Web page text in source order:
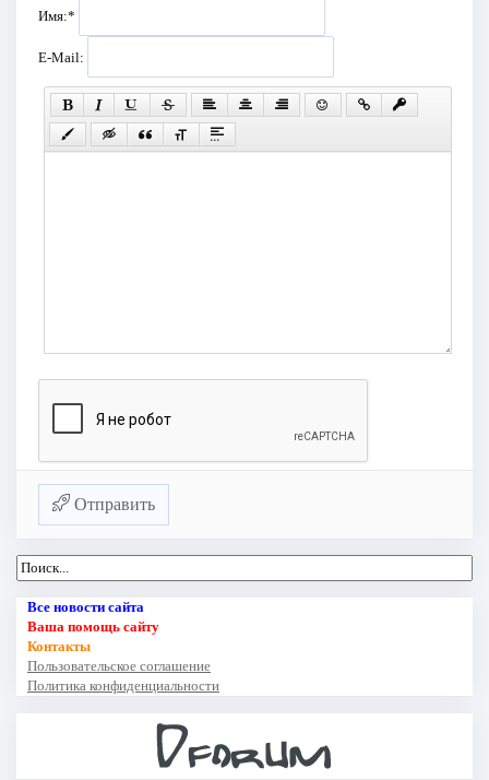
Имя:*
E-Mail:
Отправить
Все новости сайта
Ваша помощь сайту
Контакты
Пользовательское соглашение
Политика конфиденциальности